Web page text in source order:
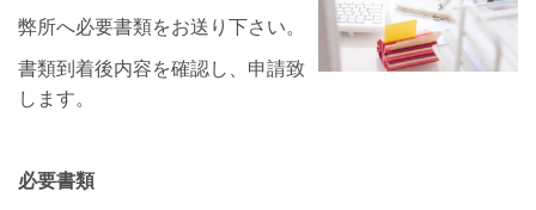
弊所へ必要書類をお送り下さい。
書類到着後内容を確認し、申請致
します。
必要書類